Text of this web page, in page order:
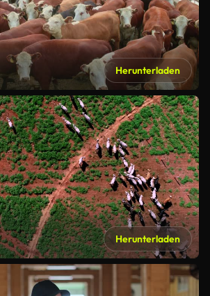
Herunterladen
Herunterladen